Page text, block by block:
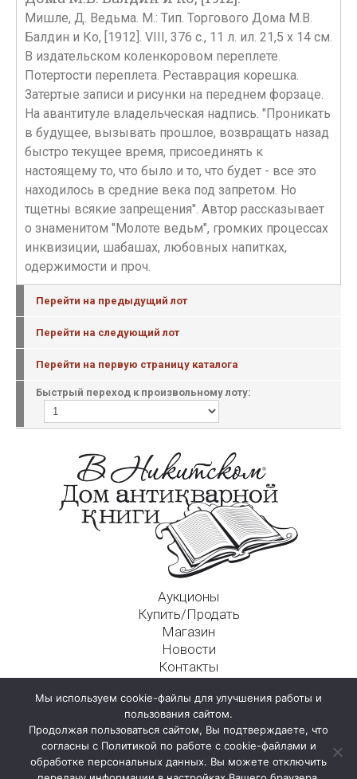
Мишле, Д. Ведьма. М.: Тип. Торгового Дома М.В.
Балдин и Ко, [1912]. VIII, 376 с., 11 л. ил. 21,5 х 14 см.
В издательском коленкоровом переплете.
Потертости переплета. Реставрация корешка.
Затертые записи и рисунки на переднем форзаце.
На авантитуле владельческая надпись. "Проникать
в будущее, вызывать прошлое, возвращать назад
быстро текущее время, присоединять к
настоящему то, что было и то, что будет - все это
находилось в средние века под запретом. Но
тщетны всякие запрещения". Автор рассказывает
о знаменитом "Молоте ведьм", громких процессах
инквизиции, шабашах, любовных напитках,
одержимости и проч.
Перейти на предыдущий лот
Перейти на следующий лот
Перейти на первую страницу каталога
Быстрый переход к произвольному лоту:
Аукционы
Купить/Продать
Магазин
Новости
Контакты
125009, г. Москва, Никитский пер., д. 4а, стр. 1
Мы используем cookie-файлы для улучшения работы и
пользования сайтом.
Продолжая пользоваться сайтом, Вы подтверждаете, что
согласны с Политикой по работе с cookie-файлами и
обработке персональных данных. Вы можете отключить